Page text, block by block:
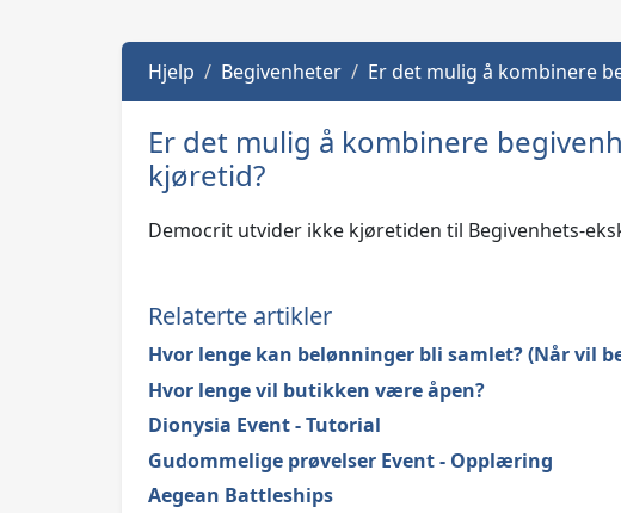
Hjelp Begivenheter Er det mulig å kombinere
Er det mulig å kombinere
kjøretid?
Democrit utvider ikke kjøretiden til Begivenhets-
Relaterte artikler
Hvor lenge kan belønninger bli samlet? (Når vil
Hvor lenge vil butikken være åpen?
Dionysia Event - Tutorial
Gudommelige prøvelser Event - Opplæring
Aegean Battleships